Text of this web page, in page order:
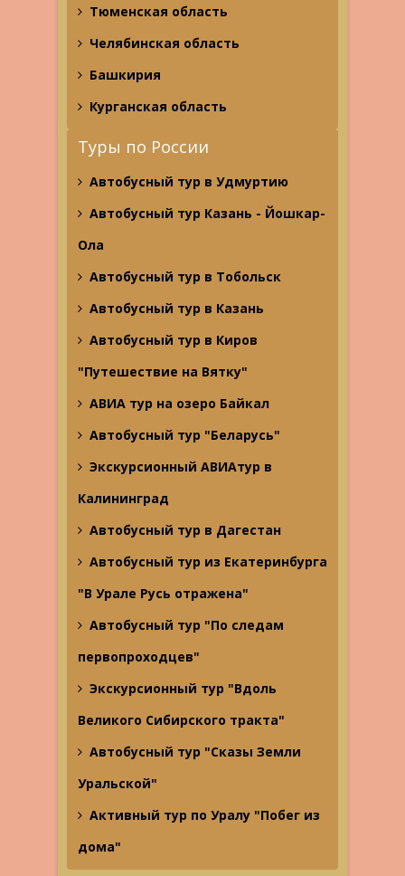
Тюменская область
Челябинская область
Башкирия
Курганская область
Туры по России
Автобусный тур в Удмуртию
Автобусный тур Казань - Йошкар-
Ола
Автобусный тур в Тобольск
Автобусный тур в Казань
Автобусный тур в Киров
"Путешествие на Вятку"
АВИА тур на озеро Байкал
Автобусный тур "Беларусь"
Экскурсионный АВИАтур в
Калининград
Автобусный тур в Дагестан
Автобусный тур из Екатеринбурга
"В Урале Русь отражена"
Автобусный тур "По следам
первопроходцев"
Экскурсионный тур "Вдоль
Великого Сибирского тракта"
Автобусный тур "Сказы Земли
Уральской"
Активный тур по Уралу "Побег из
дома"